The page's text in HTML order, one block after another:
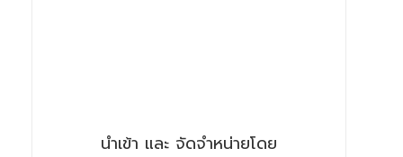
นำเข้า และ จัดจำหน่ายโดย